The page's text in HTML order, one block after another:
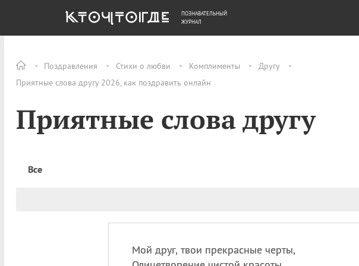
Поздравления Стихи о любви Комплименты
Другу
Приятные слова другу 2026, как поздравить онлайн
Приятные слова другу
Все
Мой друг, твои прекрасные черты,
ОБЩЕСТВО ДЕНЬГИ
ПОЗНАВАТЕЛЬНЫЙ
ЖУРНАЛ